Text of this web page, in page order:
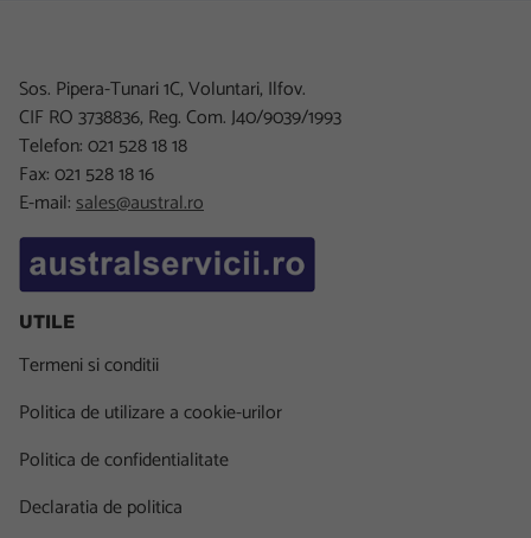
Sos. Pipera-Tunari 1C, Voluntari, Ilfov.
CIF RO 3738836, Reg. Com. J40/9039/1993
Telefon: 021 528 18 18
Fax: 021 528 18 16
E-mail:sales@austral.ro
UTILE
Termeni si conditii
Politica de utilizare a cookie-urilor
Politica de confidentialitate
Declaratia de politica